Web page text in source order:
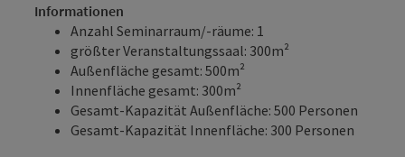
Informationen
Anzahl Seminarraum/-räume: 1
größter Veranstaltungssaal: 300m²
Außenfläche gesamt: 500m²
Innenfläche gesamt: 300m²
Gesamt-Kapazität Außenfläche: 500 Personen
Gesamt-Kapazität Innenfläche: 300 Personen